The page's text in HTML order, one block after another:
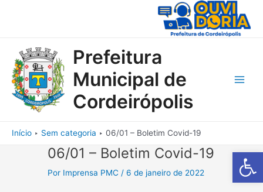
Barra de
Prefeitura
Municipal de
Cordeirópolis
Início Sem categoria 06/01 – Boletim Covid-19
06/01 – Boletim Covid-19
Por Imprensa PMC /6 de janeiro de 2022